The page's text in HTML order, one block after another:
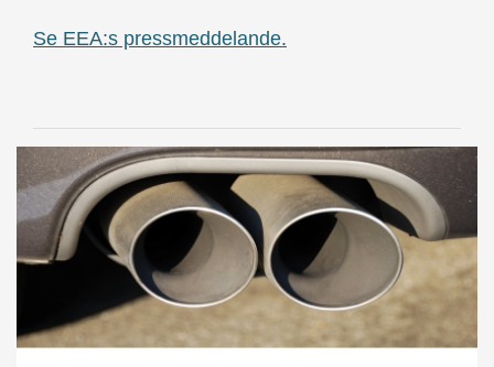
Se EEA:s pressmeddelande.